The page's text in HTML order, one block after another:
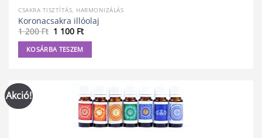
CSAKRA TISZTÍTÁS, HARMONIZÁLÁS
Koronacsakra illóolaj
1 200Ft Original
price
was:
1
200 Ft.
1 100 FtCurrent
price
100 Ft.
KOSÁRBA TESZEM
Akció!